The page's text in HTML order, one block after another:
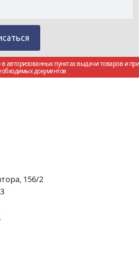
авторизованных пунктах выдачи товаров и при
документов
156/2